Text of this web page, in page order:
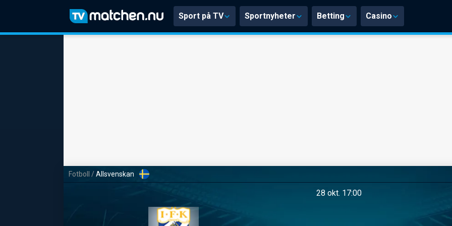
Sport på TV Sportnyheter Betting Casino
Fotboll /Allsvenskan
28 okt. 17:00